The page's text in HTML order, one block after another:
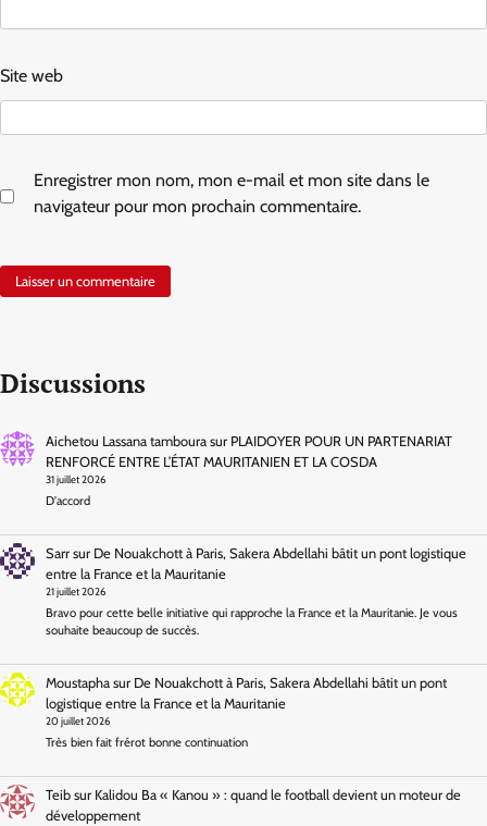
Site web
Enregistrer mon nom, mon e-mail et mon site dans le
navigateur pour mon prochain commentaire.
Discussions
Aichetou Lassana tambourasur PLAIDOYER POUR UN PARTENARIAT
RENFORCÉ ENTRE L’ÉTAT MAURITANIEN ET LA COSDA
31 juillet 2026
D'accord
Sarrsur De Nouakchott à Paris, Sakera Abdellahi bâtit un pont logistique
entre la France et la Mauritanie
21 juillet 2026
Bravo pour cette belle initiative qui rapproche la France et la Mauritanie. Je vous
souhaite beaucoup de succès.
Moustaphasur De Nouakchott à Paris, Sakera Abdellahi bâtit un pont
logistique entre la France et la Mauritanie
20 juillet 2026
Très bien fait frérot bonne continuation
Teibsur Kalidou Ba « Kanou » : quand le football devient un moteur de
développement